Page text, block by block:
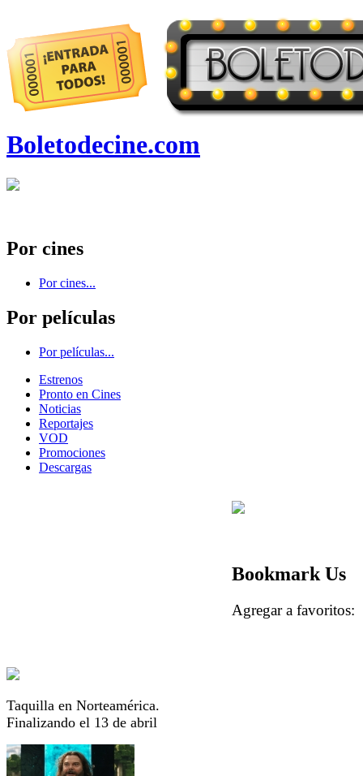
Boletodecine.com
Por cines
Por cines...
Por películas
Por películas...
Estrenos
Pronto en Cines
Noticias
Reportajes
VOD
Promociones
Descargas
Taquilla en Norteamérica.
Finalizando el 13 de abril
Bookmark Us
Agregar a